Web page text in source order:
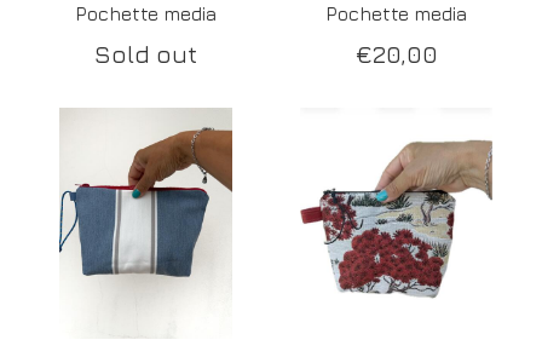
Pochette media
Sold out
Pochette media
€20,00